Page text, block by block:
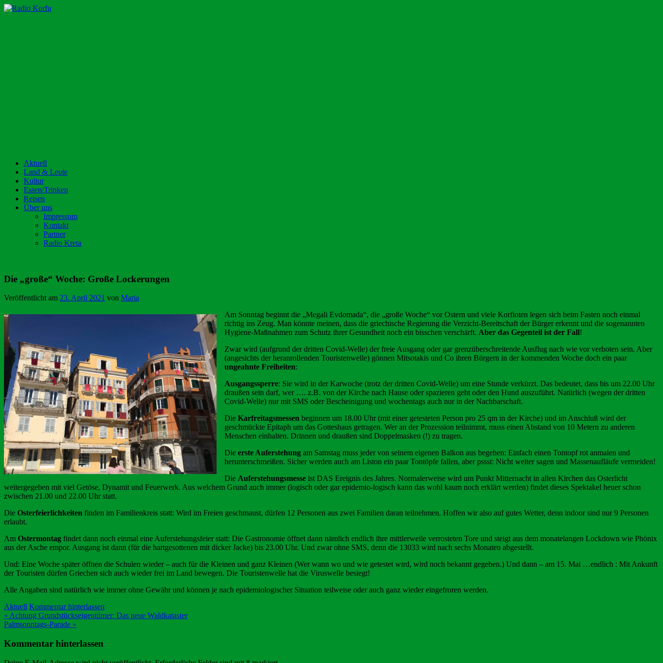
Zum
Aktuell
Land & Leute
Kultur
Essen/Trinken
Reisen
Über uns
Impressum
Kontakt
Partner
Radio Kreta
Die „große“ Woche: Große Lockerungen
Veröffentlicht am 23. April 2021 von Maria
Am Sonntag beginnt die „Megali Evdomada“, die „große Woche“ vor Ostern und viele Korfioten legen sich beim Fasten noch einmal
richtig ins Zeug. Man könnte meinen, dass die griechische Regierung die Verzicht-Bereitschaft der Bürger erkennt und die sogenannten
Hygiene-Maßnahmen zum Schutz ihrer Gesundheit noch ein bisschen verschärft. Aber das Gegenteil ist der Fall!
Zwar wird (aufgrund der dritten Covid-Welle) der freie Ausgang oder gar grenzüberschreitende Ausflug nach wie vor verboten sein. Aber
(angesichts der heranrollenden Touristenwelle) gönnen Mitsotakis und Co ihren Bürgern in der kommenden Woche doch ein paar
ungeahnte Freiheiten:
Ausgangssperre: Sie wird in der Karwoche (trotz der dritten Covid-Welle) um eine Stunde verkürzt. Das bedeutet, dass bis um 22.00 Uhr
draußen sein darf, wer …. z.B. von der Kirche nach Hause oder spazieren geht oder den Hund auszuführt. Natürlich (wegen der dritten
Covid-Welle) nur mit SMS oder Bescheinigung und wochentags auch nur in der Nachbarschaft.
Die Karfreitagsmessen beginnen um 18.00 Uhr (mit einer getesteten Person pro 25 qm in der Kirche) und im Anschluß wird der
geschmückte Epitaph um das Gotteshaus getragen. Wer an der Prozession teilnimmt, muss einen Abstand von 10 Metern zu anderen
Menschen einhalten. Drinnen und draußen sind Doppelmasken (!) zu tragen.
Die erste Auferstehung am Samstag muss jeder von seinem eigenen Balkon aus begehen: Einfach einen Tontopf rot anmalen und
herunterschmeißen. Sicher werden auch am Liston ein paar Tontöpfe fallen, aber pssst: Nicht weiter sagen und Massenaufläufe vermeiden!
Die Auferstehungsmesse ist DAS Ereignis des Jahres. Normalerweise wird um Punkt Mitternacht in allen Kirchen das Osterlicht
weitergegeben mit viel Getöse, Dynamit und Feuerwerk. Aus welchem Grund auch immer (logisch oder gar epidemio-logisch kann das wohl kaum noch erklärt werden) findet dieses Spektakel heuer schon
zwischen 21.00 und 22.00 Uhr statt.
Die Osterfeierlichkeiten finden im Familienkreis statt: Wird im Freien geschmaust, dürfen 12 Personen aus zwei Familien daran teilnehmen. Hoffen wir also auf gutes Wetter, denn indoor sind nur 9 Personen
erlaubt.
Am Ostermontag findet dann noch einmal eine Auferstehungsfeier statt: Die Gastronomie öffnet dann nämlich endlich ihre mittlerweile verrosteten Tore und steigt aus dem monatelangen Lockdown wie Phönix
aus der Asche empor. Ausgang ist dann (für die hartgesottenen mit dicker Jacke) bis 23.00 Uhr. Und zwar ohne SMS, denn die 13033 wird nach sechs Monaten abgestellt.
Und: Eine Woche später öffnen die Schulen wieder – auch für die Kleinen und ganz Kleinen (Wer wann wo und wie getestet wird, wird noch bekannt gegeben.) Und dann – am 15. Mai …endlich : Mit Ankunft
der Touristen dürfen Griechen sich auch wieder frei im Land bewegen. Die Touristenwelle hat die Viruswelle besiegt!
Alle Angaben sind natürlich wie immer ohne Gewähr und können je nach epidemiologischer Situation teilweise oder auch ganz wieder eingefroren werden.
Aktuell Kommentar hinterlassen
Beitragsnavigation
« Achtung Grundstückseigentümer: Das neue Waldkataster
Palmsonntags-Parade »
Kommentar hinterlassen